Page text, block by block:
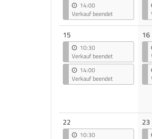
14:00
Verkauf beendet
15
10:30
Verkauf beendet
14:00
Verkauf beendet
16
22
10:30
23